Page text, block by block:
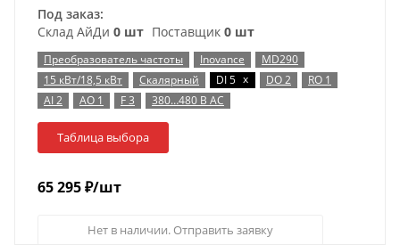
Под заказ:
Склад АйДи 0 шт Поставщик 0 шт
Преобразователь частоты Inovance
MD290
15 кВт/18,5 кВт
Скалярный DI 5 x DO 2
RO 1
AI 2
AO 1 F 3 380…480 В AC
Таблица выбора
65 295₽/шт
Нет в наличии. Отправить заявку